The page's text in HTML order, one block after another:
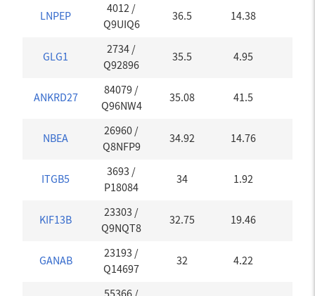
LNPEP
4012 /
Q9UIQ6
36.5 14.38
GLG1
2734 /
Q92896
35.5 4.95
ANKRD27
84079 /
Q96NW4
35.08 41.5
NBEA
26960 /
Q8NFP9
34.92 14.76
ITGB5
3693 /
P18084
34 1.92
KIF13B
23303 /
Q9NQT8
32.75 19.46
GANAB
23193 /
Q14697
32 4.22